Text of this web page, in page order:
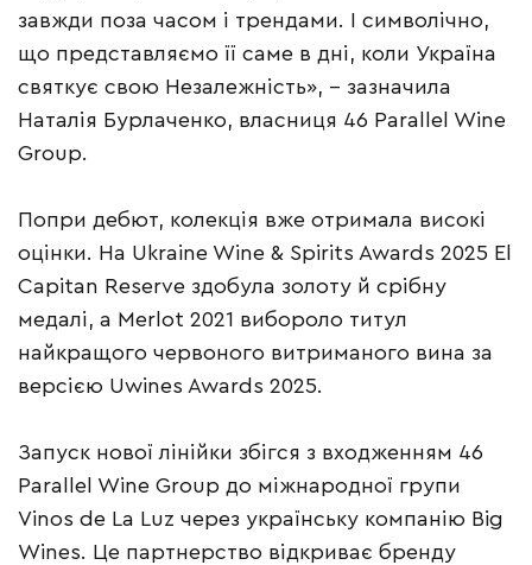
завжди поза часом і трендами. І символічно,
що представляємо її саме в дні, коли Україна
святкує свою Незалежність», – зазначила
Наталія Бурлаченко, власниця 46 Parallel Wine
Group.
Попри дебют, колекція вже отримала високі
оцінки. На Ukraine Wine & Spirits Awards 2025 El
Capitan Reserve здобула золоту й срібну
медалі, а Merlot 2021 вибороло титул
найкращого червоного витриманого вина за
версією Uwines Awards 2025.
Запуск нової лінійки збігся з входженням 46
Parallel Wine Group до міжнародної групи
Vinos de La Luz через українську компанію Big
Wines. Це партнерство відкриває бренду